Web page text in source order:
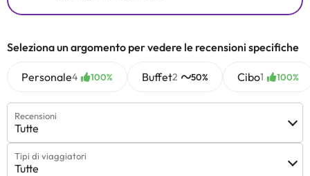
Seleziona un argomento per vedere le recensioni specifiche
Personale4 100% Buffet2 50% Cibo1 100%
Recensioni
Tutte
Tipi di viaggiatori
Tutte